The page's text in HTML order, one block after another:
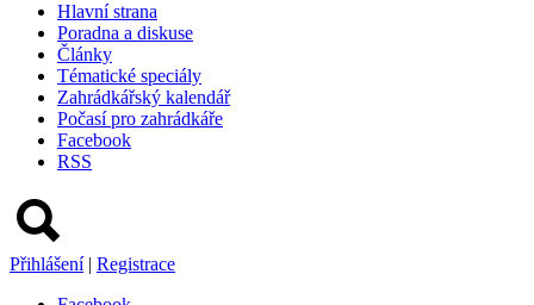
Hlavní strana
Poradna a diskuse
Články
Tématické speciály
Zahrádkářský kalendář
Počasí pro zahrádkáře
Facebook
RSS
Přihlášení | Registrace